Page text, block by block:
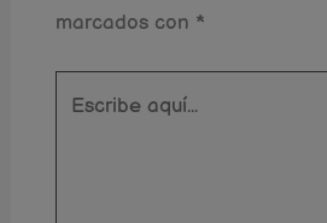
marcados con *